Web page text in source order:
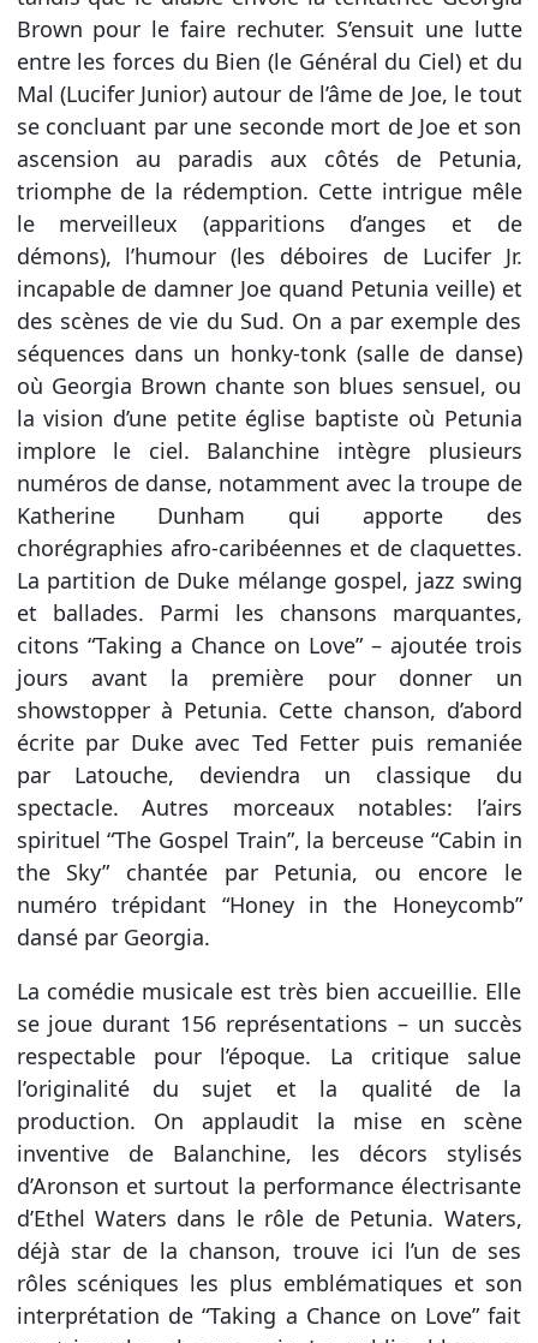
Brown pour le faire rechuter. S’ensuit une lutte
entre les forces du Bien (le Général du Ciel) et du
Mal (Lucifer Junior) autour de l’âme de Joe, le tout
se concluant par une seconde mort de Joe et son
ascension au paradis aux côtés de Petunia,
triomphe de la rédemption. Cette intrigue mêle
le merveilleux (apparitions d’anges et de
démons), l’humour (les déboires de Lucifer Jr.
incapable de damner Joe quand Petunia veille) et
des scènes de vie du Sud. On a par exemple des
séquences dans un honky-tonk (salle de danse)
où Georgia Brown chante son blues sensuel, ou
la vision d’une petite église baptiste où Petunia
implore le ciel. Balanchine intègre plusieurs
numéros de danse, notamment avec la troupe de
Katherine Dunham qui apporte des
chorégraphies afro-caribéennes et de claquettes.
La partition de Duke mélange gospel, jazz swing
et ballades. Parmi les chansons marquantes,
citons “Taking a Chance on Love” – ajoutée trois
jours avant la première pour donner un
showstopper à Petunia. Cette chanson, d’abord
écrite par Duke avec Ted Fetter puis remaniée
par Latouche, deviendra un classique du
spectacle. Autres morceaux notables: l’airs
spirituel “The Gospel Train”, la berceuse “Cabin in
the Sky” chantée par Petunia, ou encore le
numéro trépidant “Honey in the Honeycomb”
dansé par Georgia.
La comédie musicale est très bien accueillie. Elle
se joue durant 156 représentations – un succès
respectable pour l’époque. La critique salue
l’originalité du sujet et la qualité de la
production. On applaudit la mise en scène
inventive de Balanchine, les décors stylisés
d’Aronson et surtout la performance électrisante
d’Ethel Waters dans le rôle de Petunia. Waters,
déjà star de la chanson, trouve ici l’un de ses
rôles scéniques les plus emblématiques et son
interprétation de “Taking a Chance on Love” fait